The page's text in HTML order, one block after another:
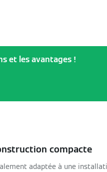
et les avantages !
compacte
adaptée à une